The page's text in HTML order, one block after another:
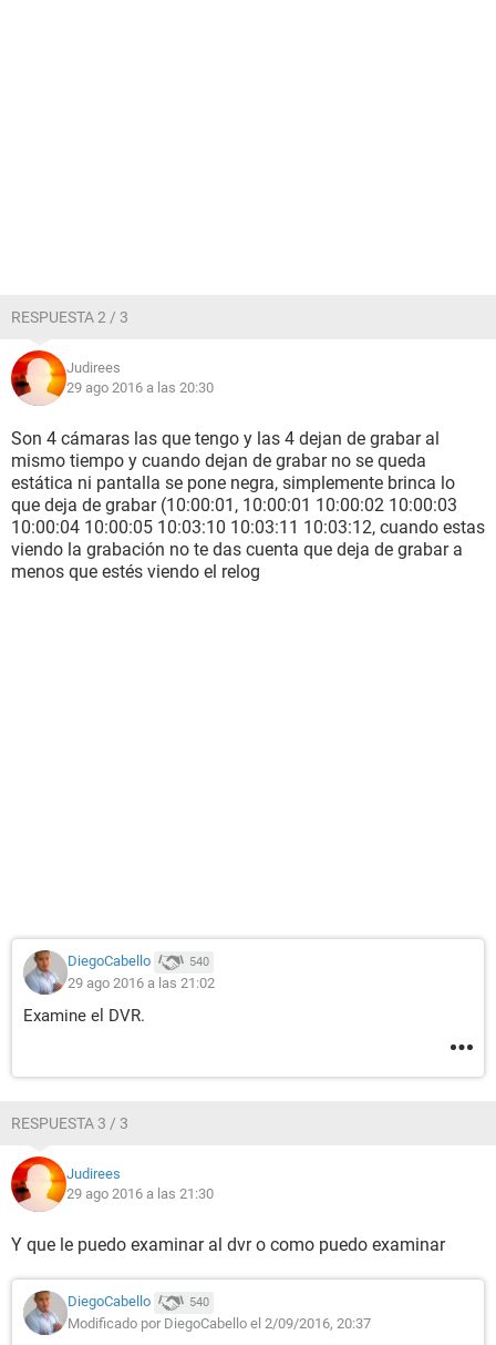
RESPUESTA 2 / 3
Judirees
29 ago 2016 a las 20:30
Son 4 cámaras las que tengo y las 4 dejan de grabar al
mismo tiempo y cuando dejan de grabar no se queda
estática ni pantalla se pone negra, simplemente brinca lo
que deja de grabar (10:00:01, 10:00:01 10:00:02 10:00:03
10:00:04 10:00:05 10:03:10 10:03:11 10:03:12, cuando estas
viendo la grabación no te das cuenta que deja de grabar a
menos que estés viendo el relog
DiegoCabello 540
29 ago 2016 a las 21:02
Examine el DVR.
RESPUESTA 3 / 3
Judirees
29 ago 2016 a las 21:30
Y que le puedo examinar al dvr o como puedo examinar
DiegoCabello 540
Modificado por DiegoCabello el 2/09/2016, 20:37